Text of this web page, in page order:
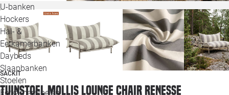
U-banken
Hockers
Hal- &
Eetkamerbanken
Daybeds
Slaapbanken
Stoelen
Eetkamerstoelen
SACKIT
Tuinstoel Mollis lounge chair renesse